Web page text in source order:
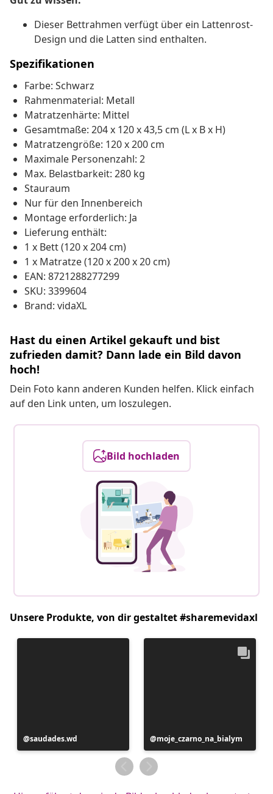
Dieser Bettrahmen verfügt über ein Lattenrost-
Design und die Latten sind enthalten.
Spezifikationen
Farbe: Schwarz
Rahmenmaterial: Metall
Matratzenhärte: Mittel
Gesamtmaße: 204 x 120 x 43,5 cm (L x B x H)
Matratzengröße: 120 x 200 cm
Maximale Personenzahl: 2
Max. Belastbarkeit: 280 kg
Stauraum
Nur für den Innenbereich
Montage erforderlich: Ja
Lieferung enthält:
1 x Bett (120 x 204 cm)
1 x Matratze (120 x 200 x 20 cm)
EAN: 8721288277299
SKU: 3399604
Brand: vidaXL
Hast du einen Artikel gekauft und bist
zufrieden damit? Dann lade ein Bild davon
hoch!
Dein Foto kann anderen Kunden helfen. Klick einfach
auf den Link unten, um loszulegen.
Bild hochladen
Unsere Produkte, von dir gestaltet #sharemevidaxl
Beitrag
veröffentlicht
saudades.wd
Beitrag
veröffentlicht
von
moje_czarno_na_bialym